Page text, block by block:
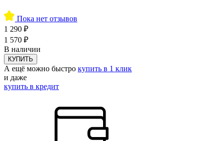
Пока нет отзывов
1 290 ₽
1 570 ₽
В наличии
КУПИТЬ
А ещё можно быстро купить в 1 клик
и даже
купить в кредит